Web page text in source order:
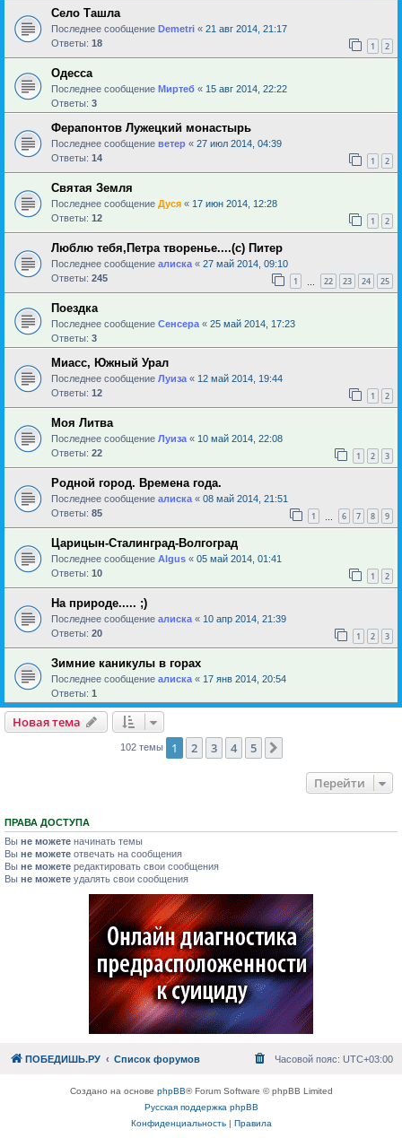
Село Ташла
Последнее сообщение Demetri « 21 авг 2014, 21:17
Ответы: 18 1 2
Одесса
Последнее сообщение Миртеб « 15 авг 2014, 22:22
Ответы: 3
Ферапонтов Лужецкий монастырь
Последнее сообщение ветер « 27 июл 2014, 04:39
Ответы: 14 1 2
Святая Земля
Последнее сообщение Дуся « 17 июн 2014, 12:28
Ответы: 12 1 2
Люблю тебя,Петра творенье....(с) Питер
Последнее сообщение алиска « 27 май 2014, 09:10
Ответы: 245 1 22 23 24 25
Поездка
Последнее сообщение Сенсера « 25 май 2014, 17:23
Ответы: 3
Миасс, Южный Урал
Последнее сообщение Луиза « 12 май 2014, 19:44
Ответы: 12 1 2
Моя Литва
Последнее сообщение Луиза « 10 май 2014, 22:08
Ответы: 22 1 2 3
Родной город. Времена года.
Последнее сообщение алиска « 08 май 2014, 21:51
Ответы: 85 1 6 7 8 9
Царицын-Сталинград-Волгоград
Последнее сообщение Algus « 05 май 2014, 01:41
Ответы: 10 1 2
На природе..... ;)
Последнее сообщение алиска « 10 апр 2014, 21:39
Ответы: 20 1 2 3
Зимние каникулы в горах
Последнее сообщение алиска « 17 янв 2014, 20:54
Ответы: 1
Новая тема
102 темы 1 2 3 4 5
Перейти
ПРАВА ДОСТУПА
Вы не можете начинать темы
Вы не можете отвечать на сообщения
Вы не можете редактировать свои сообщения
Вы не можете удалять свои сообщения
ПОБЕДИШЬ.РУ Список форумов Часовой пояс: UTC+03:00
Создано на основе phpBB® Forum Software © phpBB Limited
Русская поддержка phpBB
Конфиденциальность| Правила